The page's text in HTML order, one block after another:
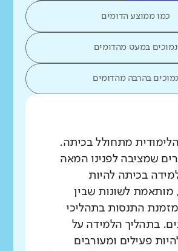
כמו ממוצע הדומים
נמוכים במעט מהדומים
נמוכים בהרבה מהדומים
מתחולל בכיתה.
שמציבה לפנינו המאה
הלמידה בכיתה להיות
לשונות שבין
התנסות בתהליכי
בתהליך הלמידה על
פעילים ומעורבים